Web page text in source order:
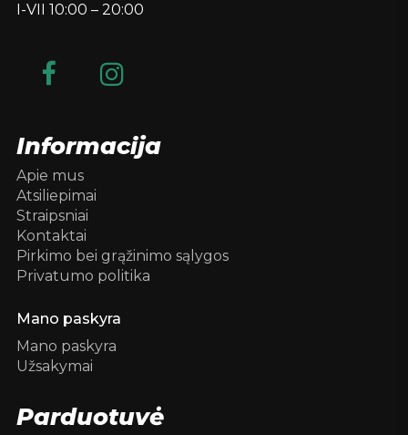
I-VII 10:00 – 20:00
Informacija
Apie mus
Atsiliepimai
Straipsniai
Kontaktai
Pirkimo bei grąžinimo sąlygos
Privatumo politika
Mano paskyra
Mano paskyra
Užsakymai
Parduotuvė